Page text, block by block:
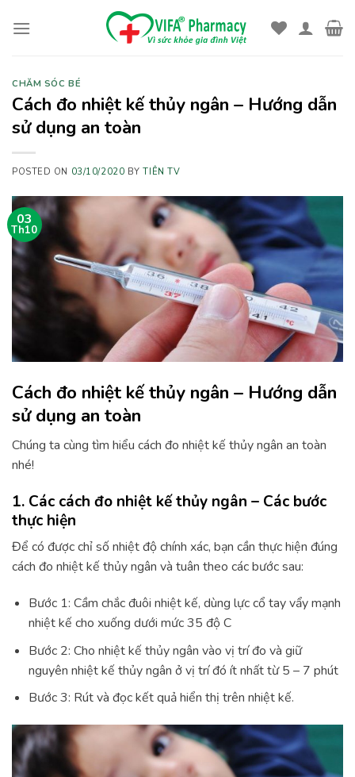
CHĂM SÓC BÉ
Cách đo nhiệt kế thủy ngân – Hướng dẫn
sử dụng an toàn
POSTED ON 03/10/2020 BYTIÊN TV
03
Th10
Cách đo nhiệt kế thủy ngân – Hướng dẫn
sử dụng an toàn
Chúng ta cùng tìm hiểu cách đo nhiệt kế thủy ngân an toàn
nhé!
1. Các cách đo nhiệt kế thủy ngân – Các bước
thực hiện
Để có được chỉ số nhiệt độ chính xác, bạn cần thực hiện đúng
cách đo nhiệt kế thủy ngân và tuân theo các bước sau:
Bước 1: Cầm chắc đuôi nhiệt kế, dùng lực cổ tay vẩy mạnh
nhiệt kế cho xuống dưới mức 35 độ C
Bước 2: Cho nhiệt kế thủy ngân vào vị trí đo và giữ
nguyên nhiệt kế thủy ngân ở vị trí đó ít nhất từ 5 – 7 phút
Bước 3: Rút và đọc kết quả hiển thị trên nhiệt kế.